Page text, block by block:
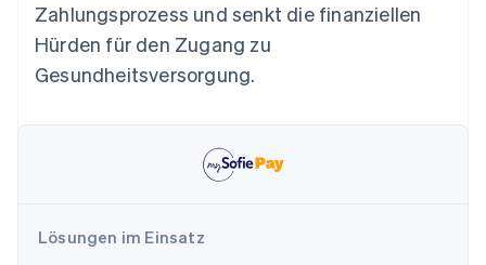
Zahlungsprozess und senkt die finanziellen
Hürden für den Zugang zu
Gesundheitsversorgung.
Lösungen im Einsatz